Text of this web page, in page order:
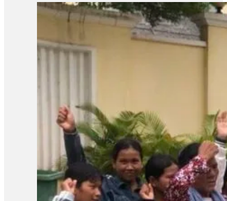
លោកបន្ថែមថា៖ «យើងនៅតែចាត់ទុកថាជាការប៉ះពាល់ទៅលើសិទ្ធិន
ហ្នឹងមានសេរីភាព […]ក្នុងនាមជាមេធាវី យើងមិនអាចទទួលយកបាន
លោកមេធាវីឱ្យដឹងថា តុលាការបានបើកសវនាការអង្គសេចក្ដីល
លទ្ធផលសំណើសុំនៅក្រៅឃុំដែលបានស្នើកាលពីថ្ងៃទី២៧ ខែសីហា។ បង
ស្រីគាត់ និងសកម្មជនឯទៀត ព្រោះការបន្តឃុំខ្លួននេះបានធ្វើឱ្យប៉ះ
របស់បងសាន សិទ្ធ ដែលគាត់ត្រូវទទួលបន្ទុក។ អ៊ីចឹងខ្ញុំគិតថា ទី១ការអ
របស់បងប្រុសគាត់ ហើយអ្នកស្រីស្នើសុំតុលាការពិចារណាដោះលែងលោក
ទៅឱ្យនៅក្រៅឃុំតាមការស្នើសុំរបស់ក្រុមគ្រួសារ ហើយហ្នឹងក៏ជាសិទ្ធិរ
ករណីនេះ មន្រ្តីអង្កេតជាន់ខ្ពស់ នៃសមាគមន៍ការពារសិទ្ធិមនុស្ស និង
ពេលដែលច្បាប់កំណត់។ លោកថារដ្ឋាភិបាល និងតុលាការគួរដោះលែង
ទាន់បើកសវនាការផង ឃុំគាត់រហូតដល់លើសនីតិវិធីនៃការឃុំខ្លួនដែ
បន្ថែម៖ «គួរតែឈប់ធ្វើទុក្ខបុកម្នេញដល់ប្រជាពលរដ្ឋដែលធ្វើការង
សាសន៍របស់គាត់ ជាពិសេសអ្នកដែលធ្វើការងារសង្គមដូចជា២៣តុលា
ក្រោយពីពួកគាត់លើកឡើងពីគុណសម្បត្តិ និងគុណវិបត្តិ នៃការបង្កើត
សន្តិសុខសង្គម» ទាក់ទងនឹងការអធិប្បាយនានាពី CLV មានអ្នក
ដោយក្នុងសំណុំរឿងទី១មានលោក ស៊្រុន ស៊្រន កញ្ញា…